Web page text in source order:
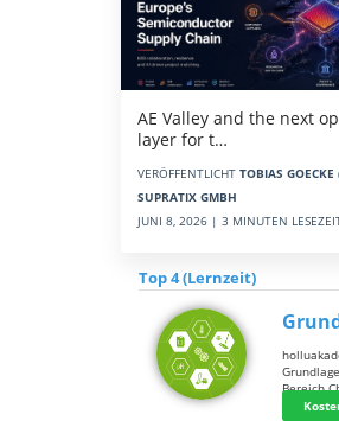
AE Valley and the next
layer for t…
VERÖFFENTLICHT TOBIAS GOECKE
SUPRATIX GMBH
JUNI 8, 2026 | 3 MINUTEN
Top 4 (Lernzeit)
Bereich